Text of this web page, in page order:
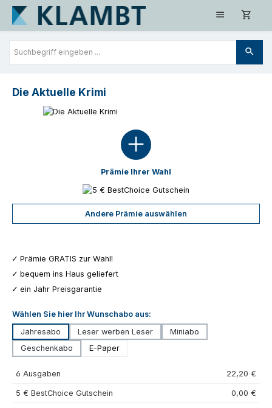
Zum Hauptinhalt springen
Die Aktuelle Krimi
Prämie Ihrer Wahl
Andere Prämie auswählen
Prämie GRATIS zur Wahl!
bequem ins Haus geliefert
ein Jahr Preisgarantie
Wählen Sie hier Ihr Wunschabo aus:
Jahresabo
Leser werben Leser
Miniabo
Geschenkabo
E-Paper
6 Ausgaben 22,20 €
5 € BestChoice Gutschein 0,00 €